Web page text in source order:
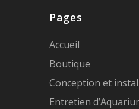
Pages
Accueil
Boutique
Conception et
Entretien